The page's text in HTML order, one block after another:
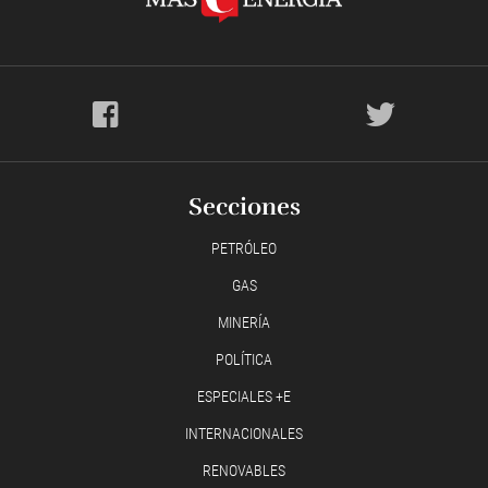
Secciones
PETRÓLEO
GAS
MINERÍA
POLÍTICA
ESPECIALES +E
INTERNACIONALES
RENOVABLES